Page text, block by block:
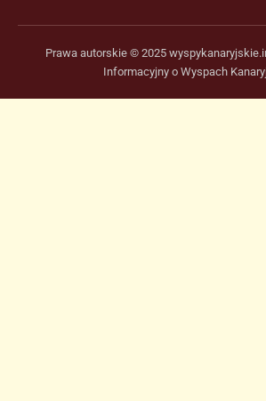
Prawa autorskie © 2025
Informacyjny o Wyspach